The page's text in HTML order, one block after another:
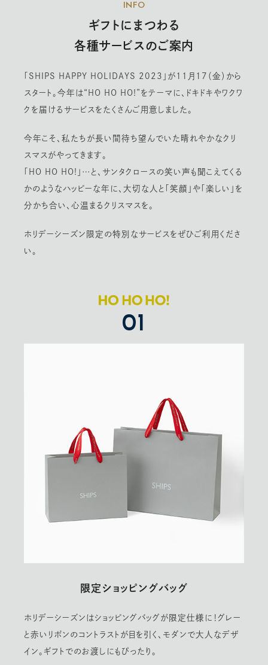
INFO
ギフトにまつわる
各種サービスのご案内
「SHIPS HAPPY HOLIDAYS 2023」が11月17（金）から
スタート。今年は“HO HO HO!”をテーマに、ドキドキやワクワ
クを届けるサービスをたくさんご用意しました。
今年こそ、私たちが⻑い間待ち望んでいた晴れやかなクリ
スマスがやってきます。
「HO HO HO!」…と、サンタクロースの笑い声も聞こえてくる
かのようなハッピーな年に、大切な人と「笑顔」や「楽しい」を
分かち合い、心温まるクリスマスを。
ホリデーシーズン限定の特別なサービスをぜひご利用くださ
い。
01
限定ショッピングバッグ
ホリデーシーズンはショッピングバッグが限定仕様に！グレー
と赤いリボンのコントラストが目を引く、モダンで大人なデザ
イン。ギフトでのお渡しにもぴったり。